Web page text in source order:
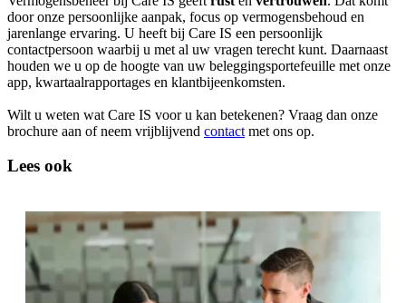
door onze persoonlijke aanpak, focus op vermogensbehoud en
jarenlange ervaring. U heeft bij Care IS een persoonlijk
contactpersoon waarbij u met al uw vragen terecht kunt. Daarnaast
houden we u op de hoogte van uw beleggingsportefeuille met onze
app, kwartaalrapportages en klantbijeenkomsten.
Wilt u weten wat Care IS voor u kan betekenen? Vraag dan onze
brochure aan of neem vrijblijvend contact met ons op.
Lees ook